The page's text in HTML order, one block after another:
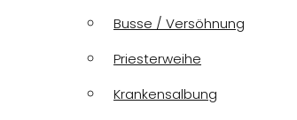
Busse / Versöhnung
Priesterweihe
Krankensalbung